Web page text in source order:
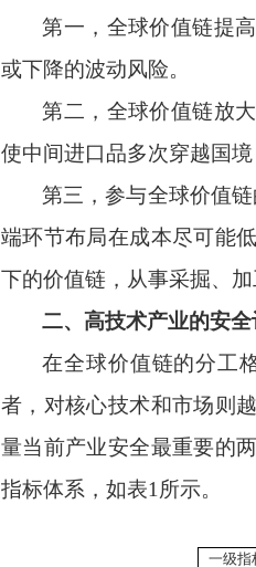
第一，全球价值链提
或下降的波动风险。
第二，全球价值链放
使中间进口品多次穿越国
第三，参与全球价值
端环节布局在成本尽可能
下的价值链，从事采掘、
二、高技术产业的安
在全球价值链的分工
者，对核心技术和市场则
量当前产业安全最重要的
指标体系，如表1 所示。
一级指